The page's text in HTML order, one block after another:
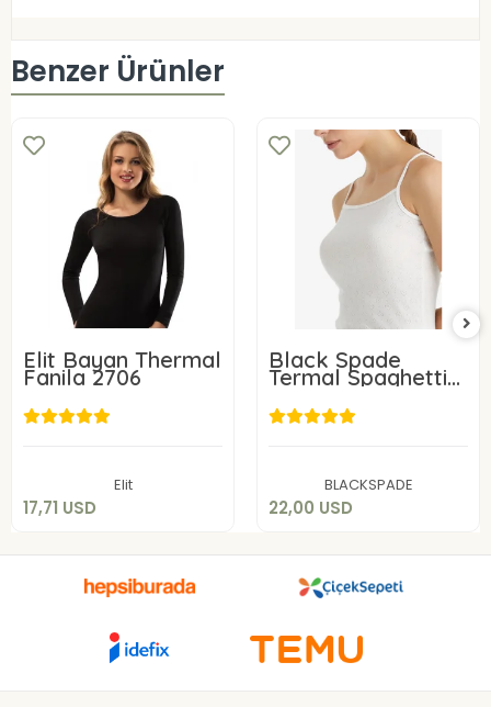
Benzer Ürünler
Elit Bayan Thermal
Fanila 2706
Elit
17,71 USD
17,71 USD
Black Spade
Termal Spaghetti
Atlet 1265
BLACKSPADE
22,00 USD
22,00 USD